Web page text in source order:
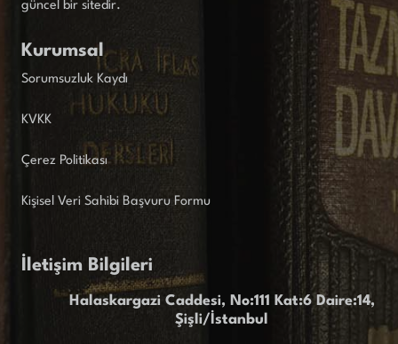
güncel bir sitedir.
Kurumsal
Sorumsuzluk Kaydı
KVKK
Çerez Politikası
Kişisel Veri Sahibi Başvuru Formu
İletişim Bilgileri
Halaskargazi Caddesi, No:111 Kat:6 Daire:14,
Şişli/İstanbul